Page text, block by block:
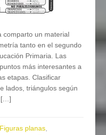
comparto un material
tanto en el segundo
Primaria. Las
más interesantes a
etapas. Clasificar
lados, triángulos según
[…]
Figuras planas